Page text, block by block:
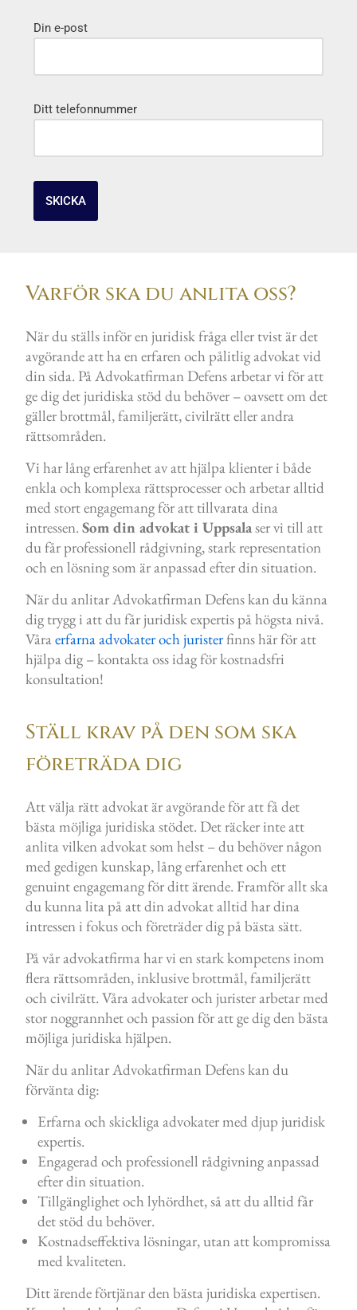
Din e-post
Ditt telefonnummer
Varför ska du anlita oss?
När du ställs inför en juridisk fråga eller tvist är det
avgörande att ha en erfaren och pålitlig advokat vid
din sida. På Advokatfirman Defens arbetar vi för att
ge dig det juridiska stöd du behöver – oavsett om det
gäller brottmål, familjerätt, civilrätt eller andra
rättsområden.
Vi har lång erfarenhet av att hjälpa klienter i både
enkla och komplexa rättsprocesser och arbetar alltid
med stort engagemang för att tillvarata dina
intressen. Som din advokat i Uppsalaser vi till att
du får professionell rådgivning, stark representation
och en lösning som är anpassad efter din situation.
När du anlitar Advokatfirman Defens kan du känna
dig trygg i att du får juridisk expertis på högsta nivå.
Våraerfarna advokater och juristerfinns här för att
hjälpa dig – kontakta oss idag för kostnadsfri
konsultation!
Ställ krav på den som ska
företräda dig
Att välja rätt advokat är avgörande för att få det
bästa möjliga juridiska stödet. Det räcker inte att
anlita vilken advokat som helst – du behöver någon
med gedigen kunskap, lång erfarenhet och ett
genuint engagemang för ditt ärende. Framför allt ska
du kunna lita på att din advokat alltid har dina
intressen i fokus och företräder dig på bästa sätt.
På vår advokatfirma har vi en stark kompetens inom
flera rättsområden, inklusive brottmål, familjerätt
och civilrätt. Våra advokater och jurister arbetar med
stor noggrannhet och passion för att ge dig den bästa
möjliga juridiska hjälpen.
När du anlitar Advokatfirman Defens kan du
förvänta dig:
Erfarna och skickliga advokater med djup juridisk
expertis.
Engagerad och professionell rådgivning anpassad
efter din situation.
Tillgänglighet och lyhördhet, så att du alltid får
det stöd du behöver.
Kostnadseffektiva lösningar, utan att kompromissa
med kvaliteten.
Ditt ärende förtjänar den bästa juridiska expertisen.